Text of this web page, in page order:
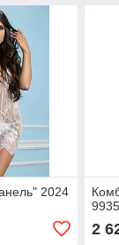
2024
2